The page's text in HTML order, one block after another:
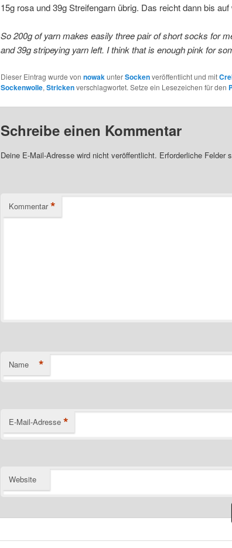
15g rosa und 39g Streifengarn übrig. Das reicht dann bis
So 200g of yarn makes easily three pair of short socks for
and 39g stripeying yarn left. I think that is enough pink for
Dieser Eintrag wurde von nowakunterSockenveröffentlicht und mit
Sockenwolle, Strickenverschlagwortet. Setze ein Lesezeichen für den
Schreibe einen Kommentar
Deine E-Mail-Adresse wird nicht veröffentlicht. Erforderliche Felder
Kommentar *
Name *
E-Mail-Adresse *
Website